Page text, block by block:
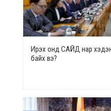
Ирэх онд САЙД нар хэдэн
байх вэ?